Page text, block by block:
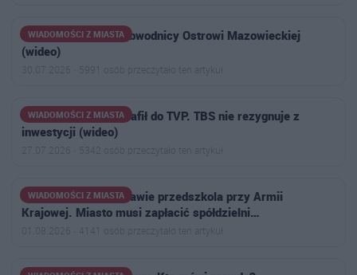
WIADOMOŚCI Z MIASTA
Ogromny korek na obwodnicy Ostrowi Mazowieckiej
(wideo)
30.07.2026 · 5991 osób przeczytało ten artykuł
WIADOMOŚCI Z MIASTA
Spór o plac zabaw trafił do TVP. TBS nie rezygnuje z
inwestycji (wideo)
27.07.2026 · 5342 osób przeczytało ten artykuł
WIADOMOŚCI Z MIASTA
Kulisy wyroku w sprawie przedszkola przy Armii
Krajowej. Miasto musi zapłacić spółdzielni…
01.08.2026 · 4141 osób przeczytało ten artykuł